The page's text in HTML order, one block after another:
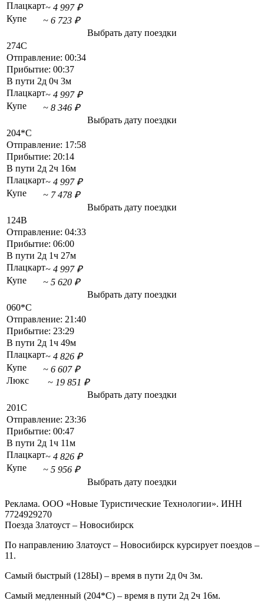
Плацкарт~ 4 997 ₽
Купе
~ 6 723 ₽
Выбрать дату поездки
274С
Отправление: 00:34
Прибытие: 00:37
В пути 2д 0ч 3м
Плацкарт~ 4 997 ₽
Купе
~ 8 346 ₽
Выбрать дату поездки
204*С
Отправление: 17:58
Прибытие: 20:14
В пути 2д 2ч 16м
Плацкарт~ 4 997 ₽
Купе
~ 7 478 ₽
Выбрать дату поездки
124В
Отправление: 04:33
Прибытие: 06:00
В пути 2д 1ч 27м
Плацкарт~ 4 997 ₽
Купе
~ 5 620 ₽
Выбрать дату поездки
060*С
Отправление: 21:40
Прибытие: 23:29
В пути 2д 1ч 49м
Плацкарт~ 4 826 ₽
Купе
~ 6 607 ₽
Люкс
~ 19 851 ₽
Выбрать дату поездки
201С
Отправление: 23:36
Прибытие: 00:47
В пути 2д 1ч 11м
Плацкарт~ 4 826 ₽
Купе
~ 5 956 ₽
Выбрать дату поездки
Реклама. ООО «Новые Туристические Технологии». ИНН
7724929270
Поезда Златоуст – Новосибирск
По направлению Златоуст – Новосибирск курсирует поездов –
11.
Самый быстрый (128Ы) – время в пути 2д 0ч 3м.
Самый медленный (204*С) – время в пути 2д 2ч 16м.